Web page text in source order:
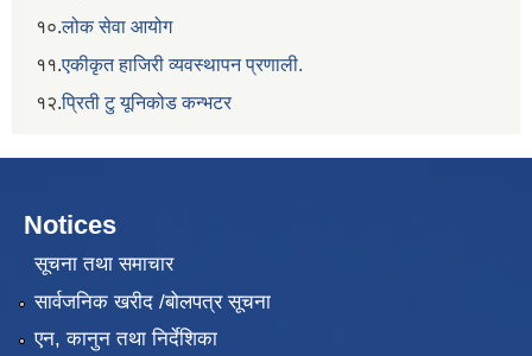
१०.लोक सेवा आयोग
११.एकीकृत हाजिरी व्यवस्थापन प्रणाली.
१२.प्रिती टु यूनिकोड कन्भटर
Notices
सूचना तथा समाचार
सार्वजनिक खरीद /बोलपत्र सूचना
एन, कानुन तथा निर्देशिका